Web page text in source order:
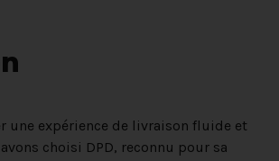
une expérience de livraison fluide et
choisi DPD, reconnu pour sa